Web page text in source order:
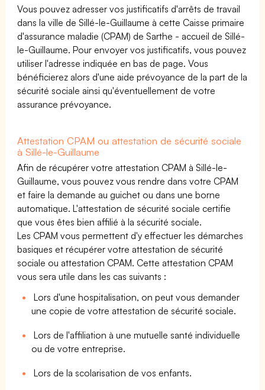
Vous pouvez adresser vos justificatifs d'arrêts de travail
dans la ville de Sillé-le-Guillaume à cette Caisse primaire
d'assurance maladie (CPAM) de Sarthe - accueil de Sillé-
le-Guillaume. Pour envoyer vos justificatifs, vous pouvez
utiliser l'adresse indiquée en bas de page. Vous
bénéficierez alors d'une aide prévoyance de la part de la
sécurité sociale ainsi qu'éventuellement de votre
assurance prévoyance.
Attestation CPAM ou attestation de sécurité sociale
à Sillé-le-Guillaume
Afin de récupérer votre attestation CPAM à Sillé-le-
Guillaume, vous pouvez vous rendre dans votre CPAM
et faire la demande au guichet ou dans une borne
automatique. L'attestation de sécurité sociale certifie
que vous êtes bien affilié à la sécurité sociale.
Les CPAM vous permettent d'y effectuer les démarches
basiques et récupérer votre attestation de sécurité
sociale ou attestation CPAM. Cette attestation CPAM
vous sera utile dans les cas suivants :
Lors d'une hospitalisation, on peut vous demander
une copie de votre attestation de sécurité sociale.
Lors de l'affiliation à une mutuelle santé individuelle
ou de votre entreprise.
Lors de la scolarisation de vos enfants.